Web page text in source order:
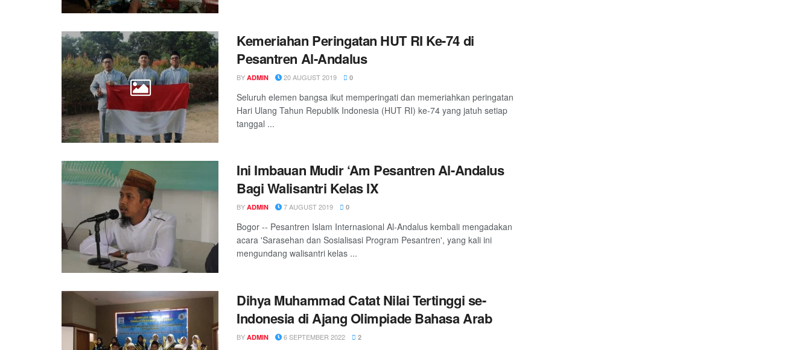
Kemeriahan Peringatan HUT RI Ke-74 di
Pesantren Al-Andalus
BY ADMIN 20 AUGUST 2019 0
Seluruh elemen bangsa ikut memperingati dan memeriahkan peringatan
Hari Ulang Tahun Republik Indonesia (HUT RI) ke-74 yang jatuh setiap
tanggal ...
Ini Imbauan Mudir ‘Am Pesantren Al-Andalus
Bagi Walisantri Kelas IX
BY ADMIN 7 AUGUST 2019 0
Bogor -- Pesantren Islam Internasional Al-Andalus kembali mengadakan
acara 'Sarasehan dan Sosialisasi Program Pesantren', yang kali ini
mengundang walisantri kelas ...
Dihya Muhammad Catat Nilai Tertinggi se-
Indonesia di Ajang Olimpiade Bahasa Arab
BY ADMIN 6 SEPTEMBER 2022 2